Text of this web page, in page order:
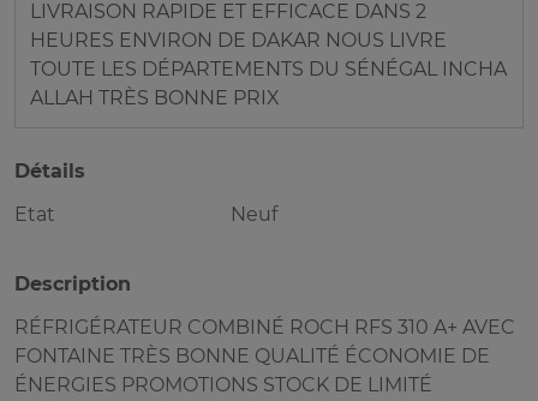
LIVRAISON RAPIDE ET EFFICACE DANS 2
HEURES ENVIRON DE DAKAR NOUS LIVRE
TOUTE LES DÉPARTEMENTS DU SÉNÉGAL INCHA
ALLAH TRÈS BONNE PRIX
Détails
Etat
Neuf
Description
RÉFRIGÉRATEUR COMBINÉ ROCH RFS 310 A+ AVEC
FONTAINE TRÈS BONNE QUALITÉ ÉCONOMIE DE
ÉNERGIES PROMOTIONS STOCK DE LIMITÉ